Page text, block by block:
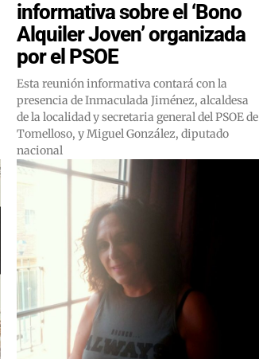
informativa sobre el ‘Bono
Alquiler Joven’ organizada
por el PSOE
Esta reunión informativa contará con la
presencia de Inmaculada Jiménez, alcaldesa
de la localidad y secretaria general del PSOE de
Tomelloso, y Miguel González, diputado
nacional